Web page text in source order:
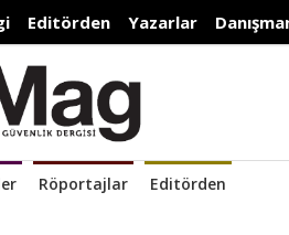
Editörden Yazarlar
Röportajlar Editörden